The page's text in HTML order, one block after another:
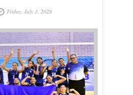
Friday, July 3, 2026